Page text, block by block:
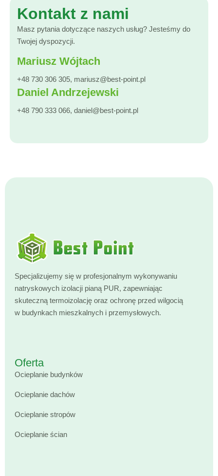
Kontakt z nami
Masz pytania dotyczące naszych usług? Jesteśmy do
Twojej dyspozycji.
Mariusz Wójtach
+48 730 306 305, mariusz@best-point.pl
Daniel Andrzejewski
+48 790 333 066, daniel@best-point.pl
Specjalizujemy się w profesjonalnym wykonywaniu
natryskowych izolacji pianą PUR, zapewniając
skuteczną termoizolację oraz ochronę przed wilgocią
w budynkach mieszkalnych i przemysłowych.
Oferta
Ocieplanie budynków
Ocieplanie dachów
Ocieplanie stropów
Ocieplanie ścian